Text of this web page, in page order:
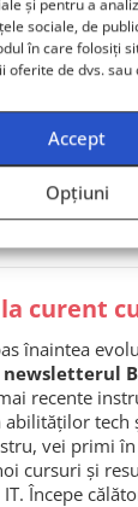
sociale, de
în care folosiți
oferite de dvs.
Accept
Opțiuni
curent
înaintea
newsletterul
recente
tech
vei primi
cursuri și
Începe